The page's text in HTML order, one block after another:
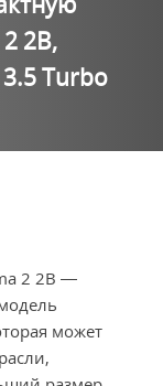
2B,
3.5 Turbo
2 2B —
может